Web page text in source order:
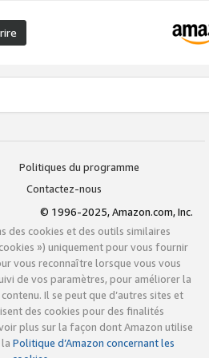
Politiques du programme
Contactez-nous
© 1996-2025, Amazon.com, Inc.
des cookies et des outils similaires
») uniquement pour vous fournir
vous reconnaître lorsque vous vous
de vos paramètres, pour améliorer la
Il se peut que d’autres sites et
des cookies pour des finalités
plus sur la façon dont Amazon utilise
Politique d’Amazon concernant les